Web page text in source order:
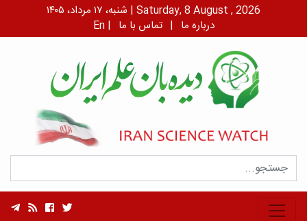
شنبه، ۱۷ مرداد، ۱۴۰۵ | Saturday, 8 August , 2026
En | درباره ما | تماس با ما